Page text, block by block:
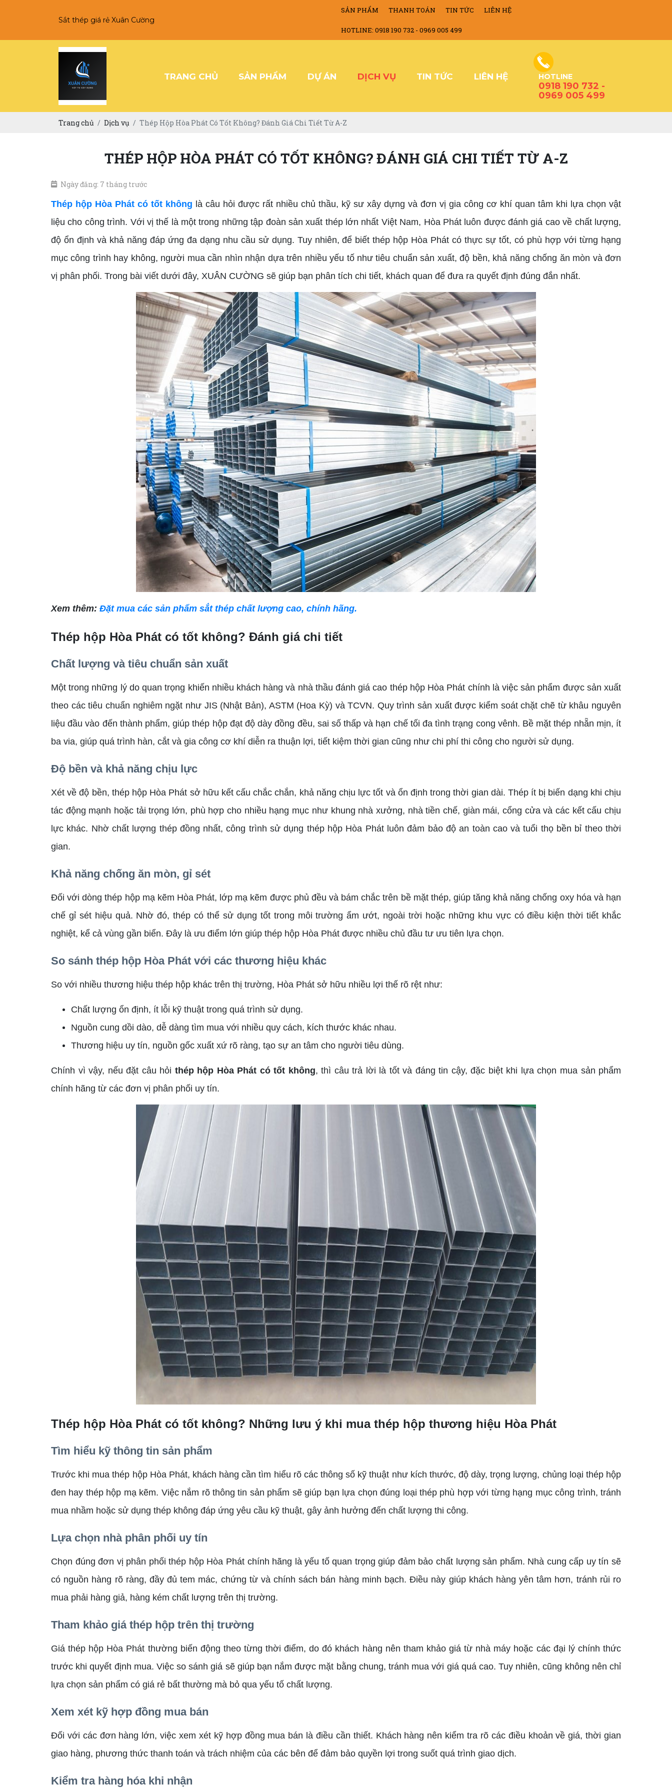
Sắt thép giá rẻ Xuân Cường
SẢN PHẨM THANH TOÁN TIN TỨC LIÊN HỆ
HOTLINE: 0918 190 732 - 0969 005 499
TRANG CHỦ SẢN PHẨM DỰ ÁN DỊCH VỤ TIN TỨC LIÊN HỆ HOTLINE
0918 190 732 -
0969 005 499
Trang chủ Dịch vụ Thép Hộp Hòa Phát Có Tốt Không? Đánh Giá Chi Tiết Từ A-Z
THÉP HỘP HÒA PHÁT CÓ TỐT KHÔNG? ĐÁNH GIÁ CHI TIẾT TỪ A-Z
Ngày đăng: 7 tháng trước
Thép hộp Hòa Phát có tốt không là câu hỏi được rất nhiều chủ thầu, kỹ sư xây dựng và đơn vị gia công cơ khí quan tâm khi lựa chọn vật
liệu cho công trình. Với vị thế là một trong những tập đoàn sản xuất thép lớn nhất Việt Nam, Hòa Phát luôn được đánh giá cao về chất lượng,
độ ổn định và khả năng đáp ứng đa dạng nhu cầu sử dụng. Tuy nhiên, để biết thép hộp Hòa Phát có thực sự tốt, có phù hợp với từng hạng
mục công trình hay không, người mua cần nhìn nhận dựa trên nhiều yếu tố như tiêu chuẩn sản xuất, độ bền, khả năng chống ăn mòn và đơn
vị phân phối. Trong bài viết dưới đây, XUÂN CƯỜNG sẽ giúp bạn phân tích chi tiết, khách quan để đưa ra quyết định đúng đắn nhất.
Xem thêm: Đặt mua các sản phẩm sắt thép chất lượng cao, chính hãng.
Thép hộp Hòa Phát có tốt không? Đánh giá chi tiết
Chất lượng và tiêu chuẩn sản xuất
Một trong những lý do quan trọng khiến nhiều khách hàng và nhà thầu đánh giá cao thép hộp Hòa Phát chính là việc sản phẩm được sản xuất
theo các tiêu chuẩn nghiêm ngặt như JIS (Nhật Bản), ASTM (Hoa Kỳ) và TCVN. Quy trình sản xuất được kiểm soát chặt chẽ từ khâu nguyên
liệu đầu vào đến thành phẩm, giúp thép hộp đạt độ dày đồng đều, sai số thấp và hạn chế tối đa tình trạng cong vênh. Bề mặt thép nhẵn mịn, ít
ba via, giúp quá trình hàn, cắt và gia công cơ khí diễn ra thuận lợi, tiết kiệm thời gian cũng như chi phí thi công cho người sử dụng.
Độ bền và khả năng chịu lực
Xét về độ bền, thép hộp Hòa Phát sở hữu kết cấu chắc chắn, khả năng chịu lực tốt và ổn định trong thời gian dài. Thép ít bị biến dạng khi chịu
tác động mạnh hoặc tải trọng lớn, phù hợp cho nhiều hạng mục như khung nhà xưởng, nhà tiền chế, giàn mái, cổng cửa và các kết cấu chịu
lực khác. Nhờ chất lượng thép đồng nhất, công trình sử dụng thép hộp Hòa Phát luôn đảm bảo độ an toàn cao và tuổi thọ bền bỉ theo thời
gian.
Khả năng chống ăn mòn, gỉ sét
Đối với dòng thép hộp mạ kẽm Hòa Phát, lớp mạ kẽm được phủ đều và bám chắc trên bề mặt thép, giúp tăng khả năng chống oxy hóa và hạn
chế gỉ sét hiệu quả. Nhờ đó, thép có thể sử dụng tốt trong môi trường ẩm ướt, ngoài trời hoặc những khu vực có điều kiện thời tiết khắc
nghiệt, kể cả vùng gần biển. Đây là ưu điểm lớn giúp thép hộp Hòa Phát được nhiều chủ đầu tư ưu tiên lựa chọn.
So sánh thép hộp Hòa Phát với các thương hiệu khác
So với nhiều thương hiệu thép hộp khác trên thị trường, Hòa Phát sở hữu nhiều lợi thế rõ rệt như:
Chất lượng ổn định, ít lỗi kỹ thuật trong quá trình sử dụng.
Nguồn cung dồi dào, dễ dàng tìm mua với nhiều quy cách, kích thước khác nhau.
Thương hiệu uy tín, nguồn gốc xuất xứ rõ ràng, tạo sự an tâm cho người tiêu dùng.
Chính vì vậy, nếu đặt câu hỏi thép hộp Hòa Phát có tốt không, thì câu trả lời là tốt và đáng tin cậy, đặc biệt khi lựa chọn mua sản phẩm
chính hãng từ các đơn vị phân phối uy tín.
Thép hộp Hòa Phát có tốt không? Những lưu ý khi mua thép hộp thương hiệu Hòa Phát
Tìm hiểu kỹ thông tin sản phẩm
Trước khi mua thép hộp Hòa Phát, khách hàng cần tìm hiểu rõ các thông số kỹ thuật như kích thước, độ dày, trọng lượng, chủng loại thép hộp
đen hay thép hộp mạ kẽm. Việc nắm rõ thông tin sản phẩm sẽ giúp bạn lựa chọn đúng loại thép phù hợp với từng hạng mục công trình, tránh
mua nhầm hoặc sử dụng thép không đáp ứng yêu cầu kỹ thuật, gây ảnh hưởng đến chất lượng thi công.
Lựa chọn nhà phân phối uy tín
Chọn đúng đơn vị phân phối thép hộp Hòa Phát chính hãng là yếu tố quan trọng giúp đảm bảo chất lượng sản phẩm. Nhà cung cấp uy tín sẽ
có nguồn hàng rõ ràng, đầy đủ tem mác, chứng từ và chính sách bán hàng minh bạch. Điều này giúp khách hàng yên tâm hơn, tránh rủi ro
mua phải hàng giả, hàng kém chất lượng trên thị trường.
Tham khảo giá thép hộp trên thị trường
Giá thép hộp Hòa Phát thường biến động theo từng thời điểm, do đó khách hàng nên tham khảo giá từ nhà máy hoặc các đại lý chính thức
trước khi quyết định mua. Việc so sánh giá sẽ giúp bạn nắm được mặt bằng chung, tránh mua với giá quá cao. Tuy nhiên, cũng không nên chỉ
lựa chọn sản phẩm có giá rẻ bất thường mà bỏ qua yếu tố chất lượng.
Xem xét kỹ hợp đồng mua bán
Đối với các đơn hàng lớn, việc xem xét kỹ hợp đồng mua bán là điều cần thiết. Khách hàng nên kiểm tra rõ các điều khoản về giá, thời gian
giao hàng, phương thức thanh toán và trách nhiệm của các bên để đảm bảo quyền lợi trong suốt quá trình giao dịch.
Kiểm tra hàng hóa khi nhận